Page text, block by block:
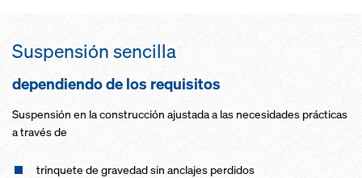
Suspensión sencilla
dependiendo de los requisitos
Suspensión en la construcción ajustada a las necesidades prácticas
a través de
trinquete de gravedad sin anclajes perdidos